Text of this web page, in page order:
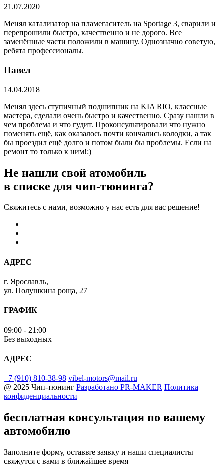
21.07.2020
Менял катализатор на пламегаситель на Sportage 3, сварили и
перепрошили быстро, качественно и не дорого. Все
заменённые части положили в машину. Однозначно советую,
ребята профессионалы.
Павел
14.04.2018
Менял здесь ступичный подшипник на KIA RIO, классные
мастера, сделали очень быстро и качественно. Сразу нашли в
чем проблема и что гудит. Проконсультировали что нужно
поменять ещё, как оказалось почти кончались колодки, а так
бы проездил ещё долго и потом были бы проблемы. Если на
ремонт то только к ним!:)
Не нашли свой атомобиль
в списке для чип-тюнинга?
Свяжитесь с нами, возможно у нас есть для вас решение!
АДРЕС
г. Ярославль,
ул. Полушкина роща, 27
ГРАФИК
09:00 - 21:00
Без выходных
АДРЕС
+7 (910) 810-38-98 vibel-motors@mail.ru
@ 2025 Чип-тюнинг Разработано PR-MAKER Политика
конфиденциальности
бесплатная консультация по вашему
автомобилю
Заполните форму, оставьте заявку и наши специалисты
свяжутся с вами в ближайшее время